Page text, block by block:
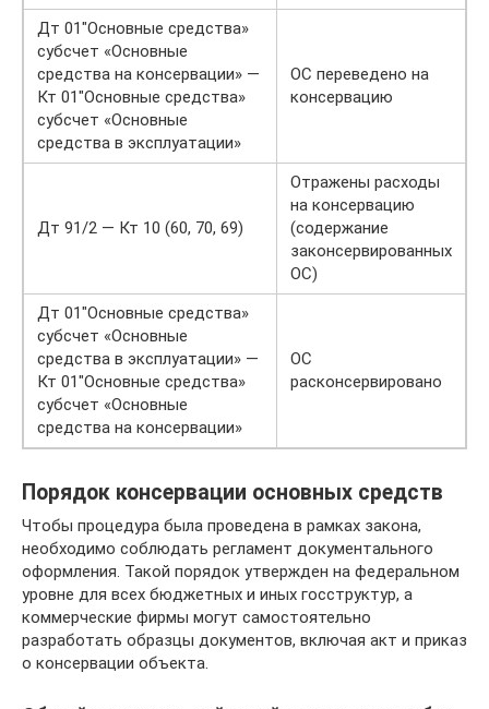
Дт 01″Основные средства»
субсчет «Основные
средства на консервации» —
Кт 01″Основные средства»
субсчет «Основные
средства в эксплуатации»
ОС переведено на
консервацию
Дт 91/2 — Кт 10 (60, 70, 69)
Отражены расходы
на консервацию
(содержание
законсервированных
ОС)
Дт 01″Основные средства»
субсчет «Основные
средства в эксплуатации» —
Кт 01″Основные средства»
субсчет «Основные
средства на консервации»
ОС
расконсервировано
Порядок консервации основных средств
Чтобы процедура была проведена в рамках закона,
необходимо соблюдать регламент документального
оформления. Такой порядок утвержден на федеральном
уровне для всех бюджетных и иных госструктур, а
коммерческие фирмы могут самостоятельно
разработать образцы документов, включая акт и приказ
о консервации объекта.